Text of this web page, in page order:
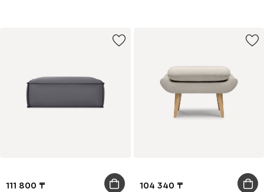
111 800 104 340